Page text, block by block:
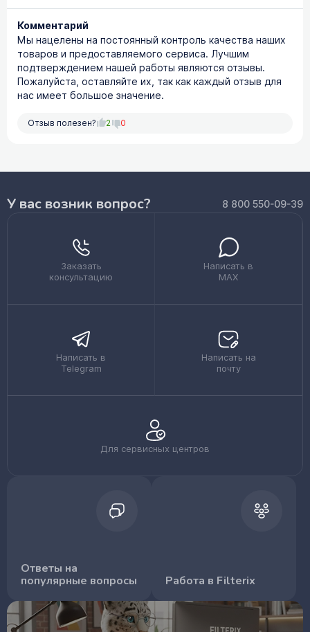
Комментарий
Мы нацелены на постоянный контроль качества наших
товаров и предоставляемого сервиса. Лучшим
подтверждением нашей работы являются отзывы.
Пожалуйста, оставляйте их, так как каждый отзыв для
нас имеет большое значение.
Отзыв полезен? 2 0
У вас возник вопрос? 8 800 550-09-39
Заказать
консультацию
Написать в
MAX
Написать в
Telegram
Написать на
почту
Для сервисных центров
Ответы на
популярные вопросы
Работа в Filterix